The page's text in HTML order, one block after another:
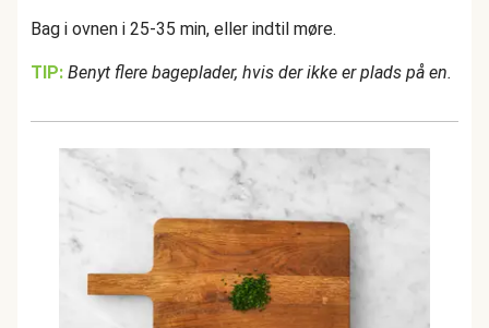
Bag i ovnen i 25-35 min, eller indtil møre.
TIP: Benyt flere bageplader, hvis der ikke er plads på en.